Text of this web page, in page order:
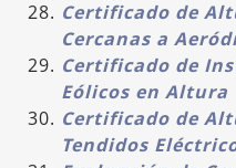
Certificado de
Cercanas a
Certificado de
Eólicos en Altura
Certificado de
Tendidos